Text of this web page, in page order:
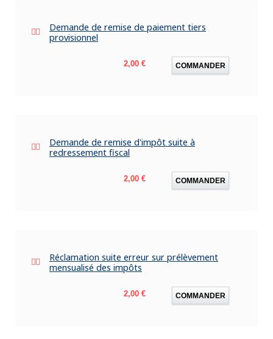
Demande de remise de paiement tiers
provisionnel
Prix
2,00 € COMMANDER
Demande de remise d'impôt suite à
redressement fiscal
Prix
2,00 € COMMANDER
Réclamation suite erreur sur prélèvement
mensualisé des impôts
Prix
2,00 € COMMANDER